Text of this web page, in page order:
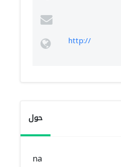
http://
حول
na